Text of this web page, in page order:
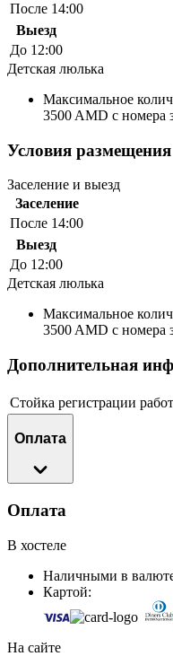
После 14:00
Выезд
До 12:00
Детская люлька
Максимальное
3500 AMD с номера
Условия размещения
Заселение и выезд
Заселение
После 14:00
Выезд
До 12:00
Детская люлька
Максимальное
3500 AMD с номера
Дополнительная
Стойка регистрации
Оплата
Оплата
В хостеле
Наличными в
Картой:
На сайте